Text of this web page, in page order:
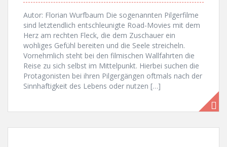
Autor: Florian Wurfbaum Die sogenannten Pilgerfilme
sind letztendlich entschleunigte Road-Movies mit dem
Herz am rechten Fleck, die dem Zuschauer ein
wohliges Gefühl bereiten und die Seele streicheln.
Vornehmlich steht bei den filmischen Wallfahrten die
Reise zu sich selbst im Mittelpunkt. Hierbei suchen die
Protagonisten bei ihren Pilgergängen oftmals nach der
Sinnhaftigkeit des Lebens oder nutzen […]